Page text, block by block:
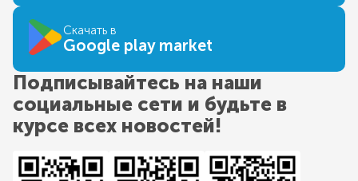
Скачать в
Google play market
Подписывайтесь на наши
социальные сети и будьте в
курсе всех новостей!